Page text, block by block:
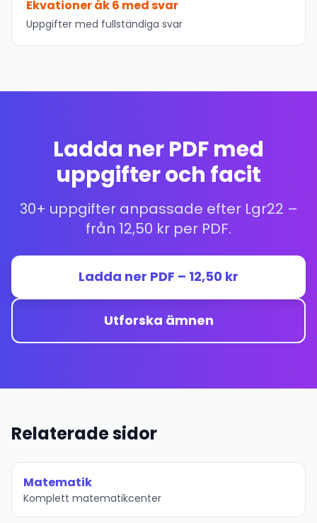
Ekvationer åk 6 med svar
Uppgifter med fullständiga svar
Ladda ner PDF med
uppgifter och facit
30+ uppgifter anpassade efter Lgr22 –
från 12,50 kr per PDF.
Ladda ner PDF – 12,50 kr
Utforska ämnen
Relaterade sidor
Matematik
Komplett matematikcenter